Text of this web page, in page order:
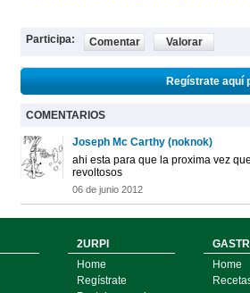
Participa: Comentar Valorar
Regístrate aquí
COMENTARIOS
Joseph Mc Carthy (noknok)
ahi esta para que la proxima vez
revoltosos
06 de junio 2012
2URPI
Home
Regístrate
Home